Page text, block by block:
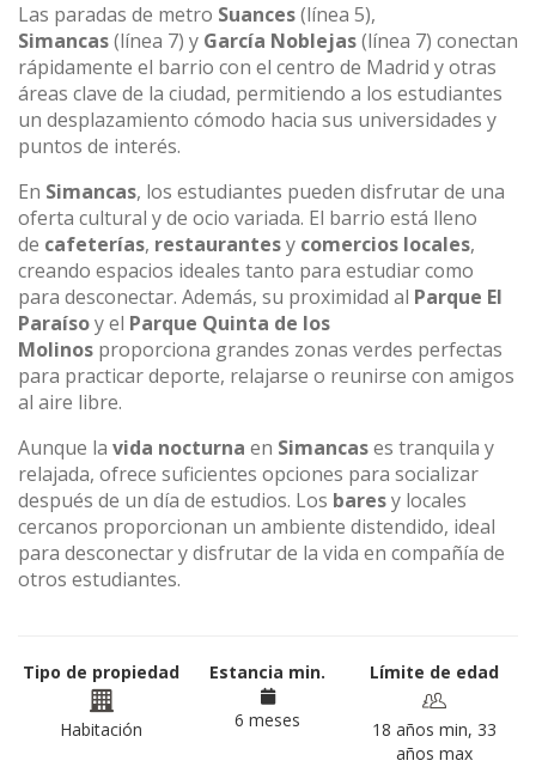
Las paradas de metro Suances(línea 5),
Simancas(línea 7) y García Noblejas(línea 7) conectan
rápidamente el barrio con el centro de Madrid y otras
áreas clave de la ciudad, permitiendo a los estudiantes
un desplazamiento cómodo hacia sus universidades y
puntos de interés.
En Simancas, los estudiantes pueden disfrutar de una
oferta cultural y de ocio variada. El barrio está lleno
de cafeterías, restaurantesy comercios locales,
creando espacios ideales tanto para estudiar como
para desconectar. Además, su proximidad al Parque El
Paraísoy el Parque Quinta de los
Molinos proporciona grandes zonas verdes perfectas
para practicar deporte, relajarse o reunirse con amigos
al aire libre.
Aunque la vida nocturna en Simancases tranquila y
relajada, ofrece suficientes opciones para socializar
después de un día de estudios. Los baresy locales
cercanos proporcionan un ambiente distendido, ideal
para desconectar y disfrutar de la vida en compañía de
otros estudiantes.
Tipo de propiedad
Habitación
Estancia min.
6 meses
Límite de edad
18 años min, 33
años max